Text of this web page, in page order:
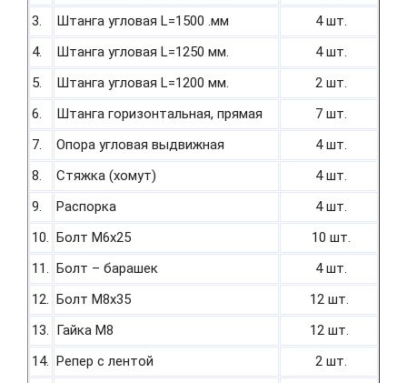
3.
Штанга угловая L=1500 .мм
4 шт.
4.
Штанга угловая L=1250 мм.
4 шт.
5.
Штанга угловая L=1200 мм.
2 шт.
6.
Штанга горизонтальная, прямая
7 шт.
7.
Опора угловая выдвижная
4 шт.
8.
Стяжка (хомут)
4 шт.
9.
Распорка
4 шт.
10. Болт М6х25
10 шт.
11. Болт – барашек
4 шт.
12. Болт М8х35
12 шт.
13. Гайка М8
12 шт.
14. Репер с лентой
2 шт.